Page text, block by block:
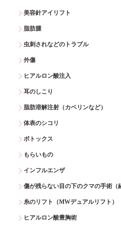
美容針アイリフト
脂肪腫
虫刺されなどのトラブル
外傷
ヒアルロン酸注入
耳のしこり
脂肪溶解注射（カベリンなど）
体表のシコリ
ボトックス
もらいもの
インフルエンザ
傷が残らない目の下のクマの手術（
糸のリフト（MWデュアルリフト）
ヒアルロン酸豊胸術